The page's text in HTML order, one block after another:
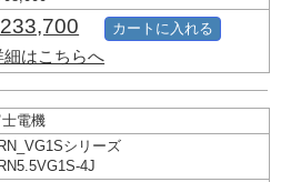
細はこちらへ
カートに入れる
電機
シリーズ
4J